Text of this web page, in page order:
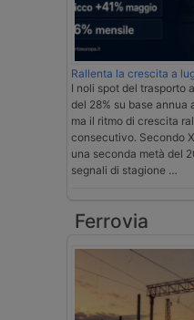
Rallenta la crescita a
I noli spot del trasporto
del 28% su base annua
ma il ritmo di crescita
consecutivo. Secondo
una seconda metà del
segnali di stagione …
Ferrovia